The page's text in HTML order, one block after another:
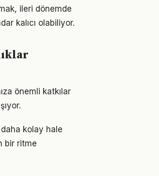
ileri dönemde
kalıcı olabiliyor.
önemli katkılar
kolay hale
bir ritme